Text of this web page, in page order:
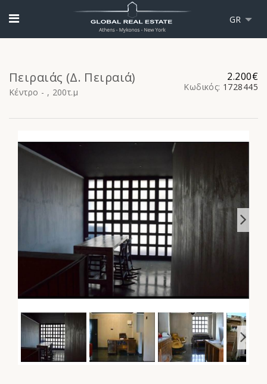
GR
Πειραιάς (Δ. Πειραιά)
Κέντρο - , 200τ.μ
2.200€
Κωδικός: 1728445